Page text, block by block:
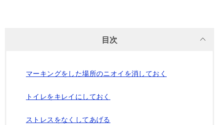
目次
マーキングをした場所のニオイを消しておく
トイレをキレイにしておく
ストレスをなくしてあげる